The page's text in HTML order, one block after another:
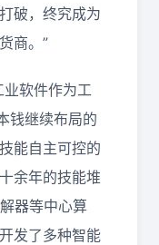
破，终究成为
商。”
业软件作为工
钱继续布局的
能自主可控的
余年的技能堆
器等中心算
发了多种智能